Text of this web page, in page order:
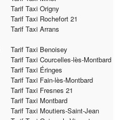
Tarif Taxi Origny
Tarif Taxi Rochefort 21
Tarif Taxi Arrans
Tarif Taxi Benoisey
Tarif Taxi Courcelles-lès-Montbard
Tarif Taxi Éringes
Tarif Taxi Fain-lès-Montbard
Tarif Taxi Fresnes 21
Tarif Taxi Montbard
Tarif Taxi Moutiers-Saint-Jean